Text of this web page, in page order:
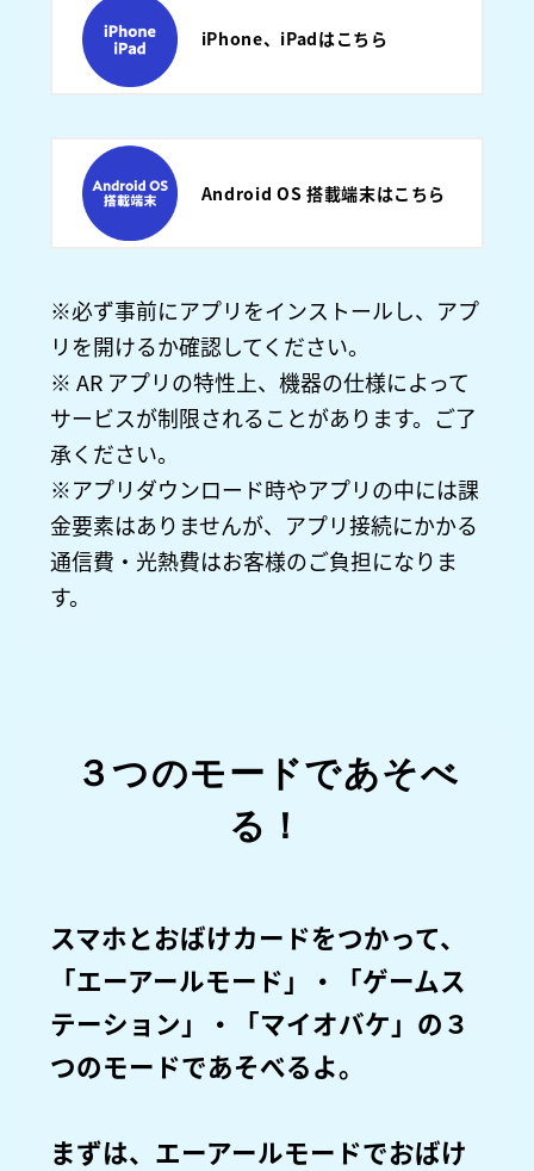
iPhone、iPadはこちら
Android OS 搭載端末はこちら
※必ず事前にアプリをインストールし、アプ
リを開けるか確認してください。
※ AR アプリの特性上、機器の仕様によって
サービスが制限されることがあります。ご了
承ください。
※アプリダウンロード時やアプリの中には課
金要素はありませんが、アプリ接続にかかる
通信費・光熱費はお客様のご負担になりま
す。
３つのモードであそべ
る！
スマホとおばけカードをつかって、
「エーアールモード」・「ゲームス
テーション」・「マイオバケ」の３
つのモードであそべるよ。
まずは、エーアールモードでおばけ